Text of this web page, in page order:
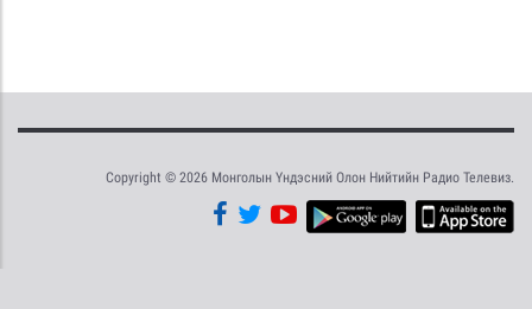
Copyright © 2026 Монголын Үндэсний Олон Нийтийн Радио Телевиз.